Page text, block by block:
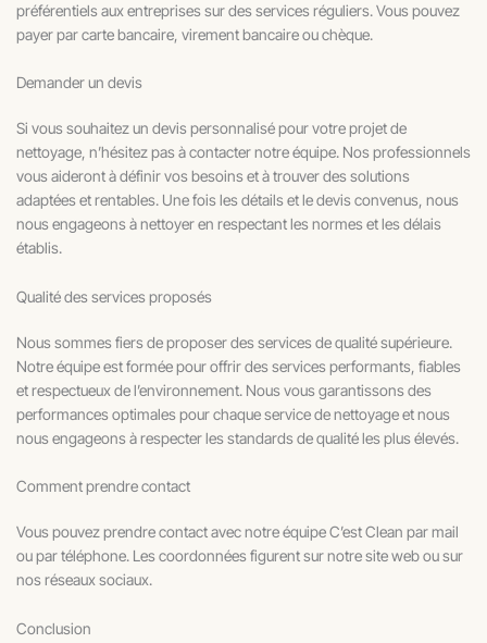
préférentiels aux entreprises sur des services réguliers. Vous pouvez
payer par carte bancaire, virement bancaire ou chèque.
Demander un devis
Si vous souhaitez un devis personnalisé pour votre projet de
nettoyage, n’hésitez pas à contacter notre équipe. Nos professionnels
vous aideront à définir vos besoins et à trouver des solutions
adaptées et rentables. Une fois les détails et le devis convenus, nous
nous engageons à nettoyer en respectant les normes et les délais
établis.
Qualité des services proposés
Nous sommes fiers de proposer des services de qualité supérieure.
Notre équipe est formée pour offrir des services performants, fiables
et respectueux de l’environnement. Nous vous garantissons des
performances optimales pour chaque service de nettoyage et nous
nous engageons à respecter les standards de qualité les plus élevés.
Comment prendre contact
Vous pouvez prendre contact avec notre équipe C’est Clean par mail
ou par téléphone. Les coordonnées figurent sur notre site web ou sur
nos réseaux sociaux.
Conclusion